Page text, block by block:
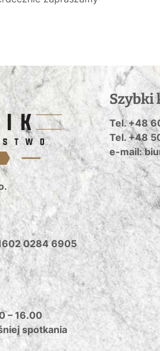
0284 6905
– 16.00
spotkania
Szybki
Tel. +48
Tel. +48
e-mail: